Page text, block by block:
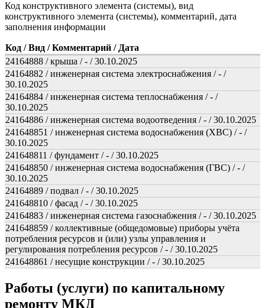
Код конструктивного элемента (системы), вид
конструктивного элемента (системы), комментарий, дата
заполнения информации
Код / Вид / Комментарий / Дата
24164888 / крыша / - / 30.10.2025
24164882 / инженерная система электроснабжения / - /
30.10.2025
24164884 / инженерная система теплоснабжения / - /
30.10.2025
24164886 / инженерная система водоотведения / - / 30.10.2025
241648851 / инженерная система водоснабжения (ХВС) / - /
30.10.2025
241648811 / фундамент / - / 30.10.2025
241648850 / инженерная система водоснабжения (ГВС) / - /
30.10.2025
24164889 / подвал / - / 30.10.2025
241648810 / фасад / - / 30.10.2025
24164883 / инженерная система газоснабжения / - / 30.10.2025
241648859 / коллективные (общедомовые) приборы учёта
потребления ресурсов и (или) узлы управления и
регулирования потребления ресурсов / - / 30.10.2025
241648861 / несущие конструкции / - / 30.10.2025
Работы (услуги) по капитальному
ремонту МКД